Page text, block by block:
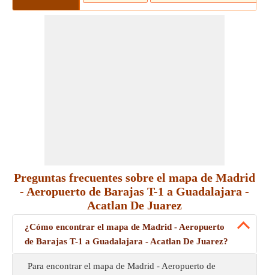
Preguntas frecuentes sobre el mapa de Madrid
- Aeropuerto de Barajas T-1 a Guadalajara -
Acatlan De Juarez
¿Cómo encontrar el mapa de Madrid - Aeropuerto
de Barajas T-1 a Guadalajara - Acatlan De Juarez?
Para encontrar el mapa de Madrid - Aeropuerto de